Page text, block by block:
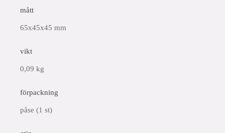
mått
65x45x45 mm
vikt
0,09 kg
förpackning
påse (1 st)